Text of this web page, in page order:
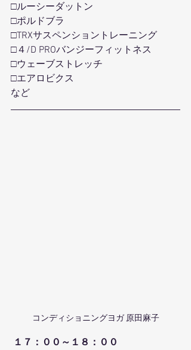
□ルーシーダットン
□ポルドブラ
□TRXサスペンショントレーニング
□４/D PROバンジーフィットネス
□ウェーブストレッチ
□エアロビクス
など
コンディショニングヨガ 原田麻子
１７：００～１８：００